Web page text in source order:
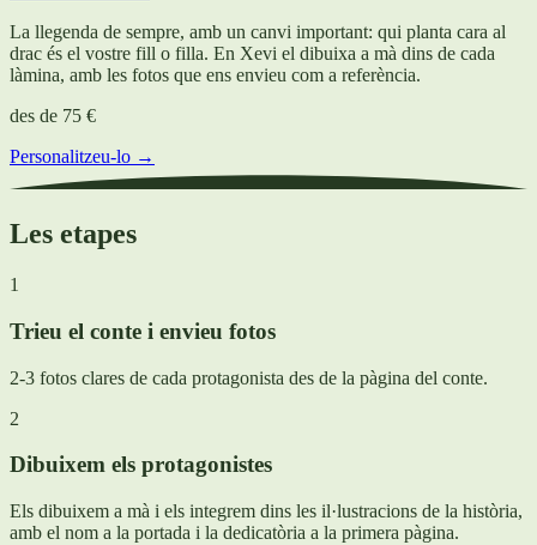
La llegenda de sempre, amb un canvi important: qui planta cara al
drac és el vostre fill o filla. En Xevi el dibuixa a mà dins de cada
làmina, amb les fotos que ens envieu com a referència.
des de 75 €
Personalitzeu-lo →
Les etapes
1
Trieu el conte i envieu fotos
2-3 fotos clares de cada protagonista des de la pàgina del conte.
2
Dibuixem els protagonistes
Els dibuixem a mà i els integrem dins les il·lustracions de la història,
amb el nom a la portada i la dedicatòria a la primera pàgina.